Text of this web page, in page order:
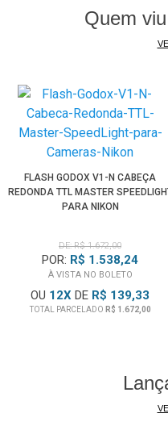
Câmera Nikon D3500
Câmera Nikon D3100
Câmera Nikon D3000
Câmera Nikon D200
Câmera Nikon D100
Câmera Nikon D70S
Câmera Nikon D60
Câmera Nikon Df
Câmera Nikon DL18-50
Câmera Nikon DL24-500
Câmera Nikon DL24-85
Câmera Nikon Z6 / Z6 II
Quem
FLASH GODOX V1-N CABEÇA
REDONDA TTL MASTER
PARA NIKON
DE: R$ 1.672,00
POR: R$ 1.538,24
À VISTA NO BOLETO
OU 12X DE R$ 139,33
TOTAL PARCELADO R$ 1.672,00